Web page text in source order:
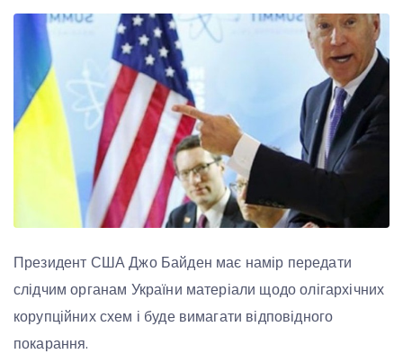
Президент США Джо Байден має намір передати
слідчим органам України матеріали щодо олігархічних
корупційних схем і буде вимагати відповідного
покарання.